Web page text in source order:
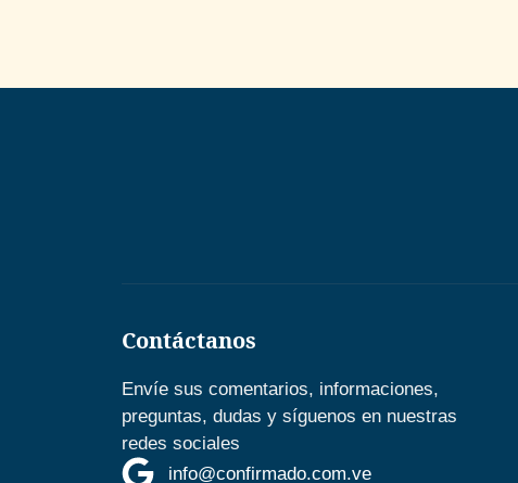
Contáctanos
Envíe sus comentarios, informaciones,
preguntas, dudas y síguenos en nuestras
redes sociales
info@confirmado.com.ve